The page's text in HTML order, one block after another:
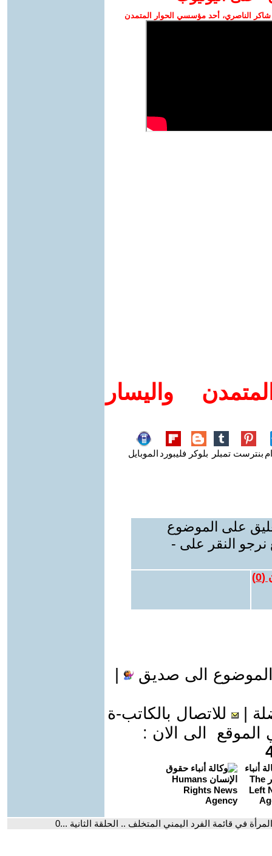
الناصري، أحد مؤسسي الحوار المتمدن
واليسار
بنترست تمبلر بلوكر فليبورد الموبايل
على الموضوع
نرجو النقر على -
(
0
)
الى صديق
للاتصال بالكاتب-ة
الى الان :
في قائمة الفرد اليمني المتخلف .. الحلقة الثانية ...0